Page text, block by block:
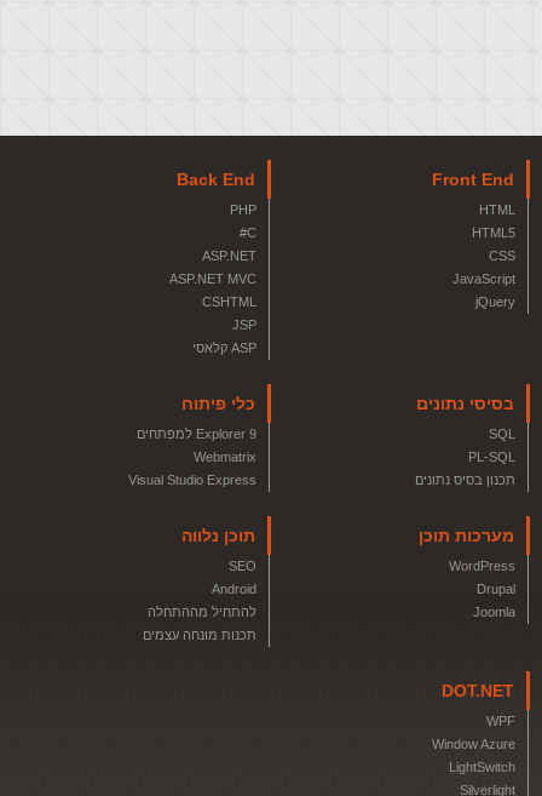
Front End
HTML
HTML5
CSS
JavaScript
jQuery
Back End
PHP
C#
ASP.NET
ASP.NET MVC
CSHTML
JSP
ASP קלאסי
בסיסי נתונים
SQL
PL-SQL
תכנון בסיס נתונים
כלי פיתוח
Explorer 9 למפתחים
Webmatrix
Visual Studio Express
מערכות תוכן
WordPress
Drupal
Joomla
תוכן נלווה
SEO
Android
להתחיל מההתחלה
תכנות מונחה עצמים
DOT.NET
WPF
Window Azure
LightSwitch
Silverlight